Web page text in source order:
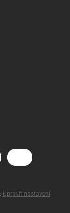
Upravit nastavení